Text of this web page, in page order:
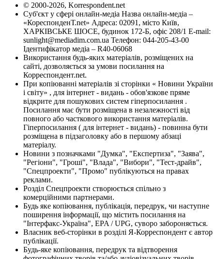
© 2000-2026, Korrespondent.net
Суб'єкт у сфері онлайн-медіа Назва онлайн-медіа –
«КореспонденТ.net» Адреса: 02091, місто Київ,
ХАРКІВСЬКЕ ШОСЕ, будинок 172-Б, офіс 208/1 E-mail:
sunlight@mediadim.com.ua Телефон: 044-205-43-00
Ідентифікатор медіа – R40-06068
Використання будь-яких матеріалів, розміщених на
сайті, дозволяється за умови посилання на
Корреспондент.net.
При копіюванні матеріалів зі сторінки « Новини України
і світу» , для інтернет - видань - обов'язкове пряме
відкрите для пошукових систем гіперпосилання .
Посилання має бути розміщена в незалежності від
повного або часткового використання матеріалів.
Гіперпосилання ( для інтернет - видань) - повинна бути
розміщена в підзаголовку або в першому абзаці
матеріалу.
Новини з позначками "Думка", "Експертиза", "Заява",
"Регіони", "Гроші", "Влада", "Вибори", "Тест-драйв",
"Спецпроекти", "Промо" публікуються на правах
реклами.
Розділ Спецпроекти створюється спільно з
комерційними партнерами.
Будь яке копіювання, публікація, передрук, чи наступне
поширення інформації, що містить посилання на
"Інтерфакс-Україна", EPA / UPG, суворо забороняється.
Власник веб-сторінки в розділі Я-Корреспондент є автор
публікації.
Будь-яке копіювання, передрук та відтворення